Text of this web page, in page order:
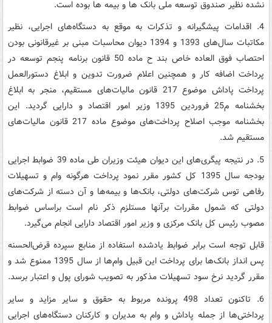
نشده نظیر صندوق توسعه ملی بانک ها و بیمه ها بوده است.
4. اقدامات پیشگیرانه و تذکرات به موقع به دستگاه‌های اجرایی، نظیر
مکاتبات سال‌های 1393 و 1394 دیوان محاسبات مبنی بر غیرقانونی بودن
احتصاب فوق العاده خاص بند ح ماده 50 قانون برنامه پنجم توسعه در
پرداخت اضافه کار و همچنین اعلام ضرورت تدوین و ابلاغ دستورالعمل
پرداخت پاداش موضوع 217 قانون مالیات‌های مستقیم، منجر به ابلاغ
بخشنامه م25 فروردین 1395 وزیر امور اقتصاد و دارایی گردید. این
بخشنامه موجب اصلاح پرداخت‌های موضوع ماده 217 قانون مالیات‌های
مستقیم شد.
5. در نتیجه پیگری‌های این دیوان هیئت وزیران طی ماده 39 ضوابط اجرایی
بودجه سال 1395 کل کشور مقرر نمود پرداخت هرگونه وام و تسهیلات
رفاهی توس شرکت‌های دولتی، بانک‌ها و بیمه‌ها و آن دسته از شرکت‌های
دولتی که شمول مقررات برآنها مستلزم ذکر نام است براساس ضوابط
مصوب رئیس کل بانک مرکزی و وزیر امور اقتصاد دارایی انجام می‌گیرد.
قابل توجه است برابر ضوابط یادشده استفاده از منابع سپرده قرض‌الحسنه
پس انداز بانک‌ها برای پرداخت این قبیل وام‌ها از سال 1395 ممنوع شد و
مقرر گردید نرخ سود تسهیلات مذکور به تصویب شورای پول و اعتبار برسد.
6. تاکنون تعداد 498 پرونده مربوط به حقوق و سایر مزاید و سایر
پرداختی‌ها از جمله پاداش و وام به مدیران و کارکنان دستگاه‌های اجرایی